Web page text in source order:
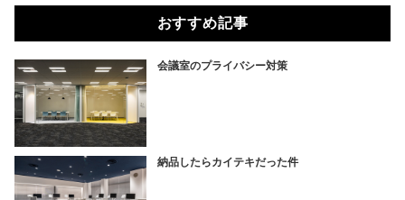
おすすめ記事
会議室のプライバシー対策
納品したらカイテキだった件